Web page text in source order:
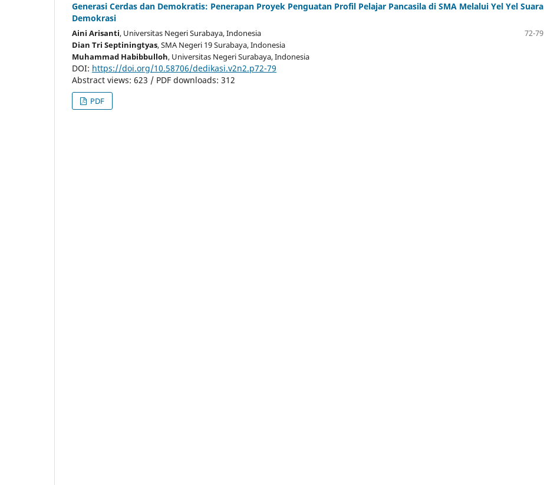
Generasi Cerdas dan Demokratis: Penerapan Proyek Penguatan Profil Pelajar Pancasila di SMA Melalui Yel Yel Suara
Demokrasi
Aini Arisanti, Universitas Negeri Surabaya, Indonesia
Dian Tri Septiningtyas, SMA Negeri 19 Surabaya, Indonesia
Muhammad Habibbulloh, Universitas Negeri Surabaya, Indonesia
72-79
DOI: https://doi.org/10.58706/dedikasi.v2n2.p72-79
Abstract views: 623 / PDF downloads: 312
PDF